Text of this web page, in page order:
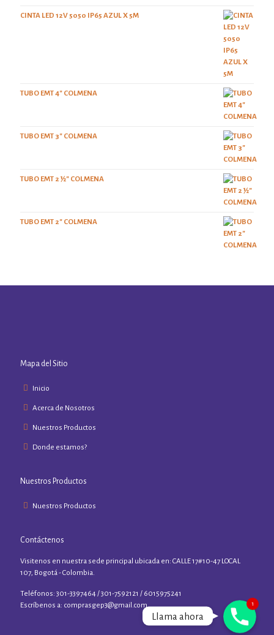
CINTA LED 12V 5050 IP65 AZUL X 5M
TUBO EMT 4" COLMENA
TUBO EMT 3" COLMENA
TUBO EMT 2 ½" COLMENA
TUBO EMT 2" COLMENA
Mapa del Sitio
Inicio
Acerca de Nosotros
Nuestros Productos
Donde estamos?
Nuestros Productos
Nuestros Productos
Contáctenos
Visitenos en nuestra sede principal ubicada en: CALLE 17#10-47 LOCAL
107, Bogotá - Colombia.
Teléfonos: 301-3397464 / 301-7592121 / 6015975241
Escríbenos a: comprasgep3@gmail.com
Phone
Llama ahora